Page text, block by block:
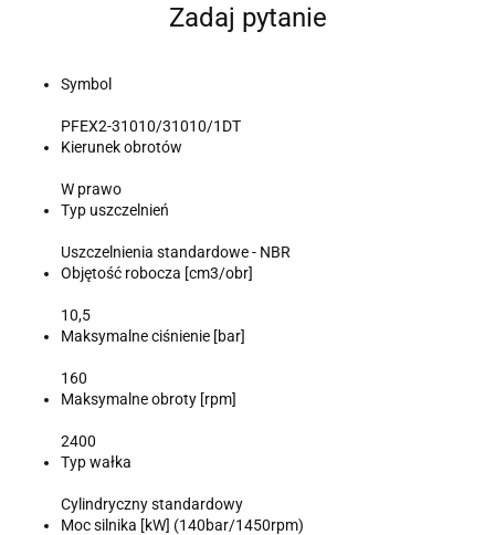
Zadaj pytanie
Symbol
PFEX2-31010/31010/1DT
Kierunek obrotów
W prawo
Typ uszczelnień
Uszczelnienia standardowe - NBR
Objętość robocza [cm3/obr]
10,5
Maksymalne ciśnienie [bar]
160
Maksymalne obroty [rpm]
2400
Typ wałka
Cylindryczny standardowy
Moc silnika [kW] (140bar/1450rpm)